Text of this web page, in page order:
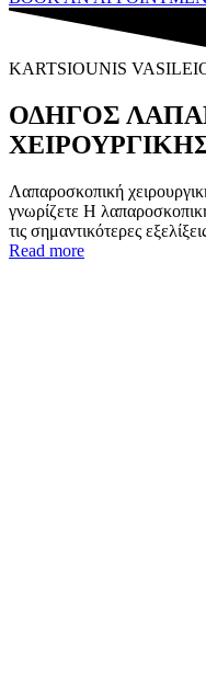
KARTSIOUNIS
ΟΔΗΓΟΣ
Λαπαροσκοπική
γνωρίζετε Η
τις σημαντικότερες
Read more